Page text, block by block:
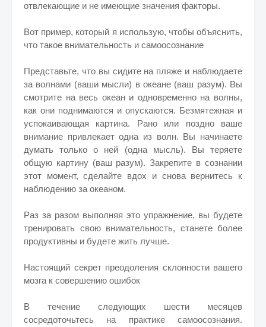
отвлекающие и не имеющие значения факторы.
Вот пример, который я использую, чтобы объяснить,
что такое внимательность и самоосознание
Представьте, что вы сидите на пляже и наблюдаете
за волнами (ваши мысли) в океане (ваш разум). Вы
смотрите на весь океан и одновременно на волны,
как они поднимаются и опускаются. Безмятежная и
успокаивающая картина. Рано или поздно ваше
внимание привлекает одна из волн. Вы начинаете
думать только о ней (одна мысль). Вы теряете
общую картину (ваш разум). Закрепите в сознании
этот момент, сделайте вдох и снова вернитесь к
наблюдению за океаном.
Раз за разом выполняя это упражнение, вы будете
тренировать свою внимательность, станете более
продуктивны и будете жить лучше.
Настоящий секрет преодоления склонности вашего
мозга к совершению ошибок
В течение следующих шести месяцев
сосредоточьтесь на практике самоосознания.